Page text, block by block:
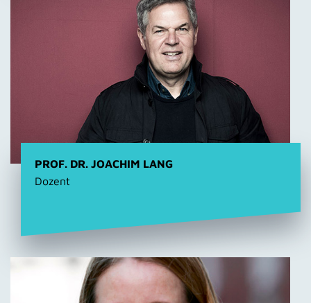
PROF. DR. JOACHIM LANG
Dozent